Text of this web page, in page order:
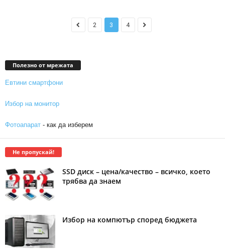
2 3 4
Полезно от мрежата
Евтини смартфони
Избор на монитор
Фотоапарат - как да изберем
Не пропускай!
SSD диск – цена/качество – всичко, което
трябва да знаем
Избор на компютър според бюджета